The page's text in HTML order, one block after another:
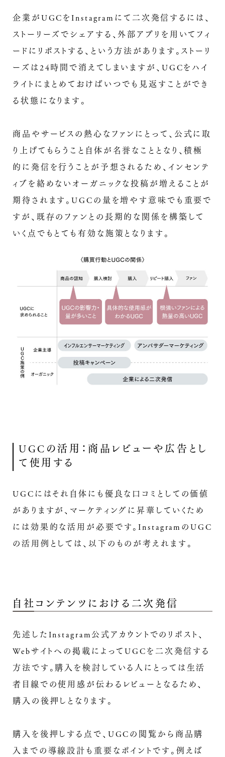
企業がUGCをInstagramにて二次発信するには、
ストーリーズでシェアする、外部アプリを用いてフィ
ードにリポストする、という方法があります。ストーリ
ーズは24時間で消えてしまいますが、UGCをハイ
ライトにまとめておけばいつでも見返すことができ
る状態になります。
商品やサービスの熱心なファンにとって、公式に取
り上げてもらうこと自体が名誉なこととなり、積極
的に発信を行うことが予想されるため、インセンテ
ィブを絡めないオーガニックな投稿が増えることが
期待されます。UGCの量を増やす意味でも重要で
すが、既存のファンとの長期的な関係を構築して
いく点でもとても有効な施策となります。
UGCの活用：商品レビューや広告とし
て使用する
UGCにはそれ自体にも優良な口コミとしての価値
がありますが、マーケティングに昇華していくため
には効果的な活用が必要です。InstagramのUGC
の活用例としては、以下のものが考えれます。
自社コンテンツにおける二次発信
先述したInstagram公式アカウントでのリポスト、
Webサイトへの掲載によってUGCを二次発信する
方法です。購入を検討している人にとっては生活
者目線での使用感が伝わるレビューとなるため、
購入の後押しとなります。
購入を後押しする点で、UGCの閲覧から商品購
入までの導線設計も重要なポイントです。例えば